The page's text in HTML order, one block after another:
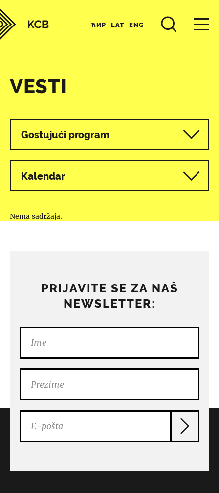
ЋИР LAT ENG
VESTI
Svi programi
Gostujući program
Kalendar
Nema sadržaja.
PRIJAVITE SE ZA NAŠ
NEWSLETTER: